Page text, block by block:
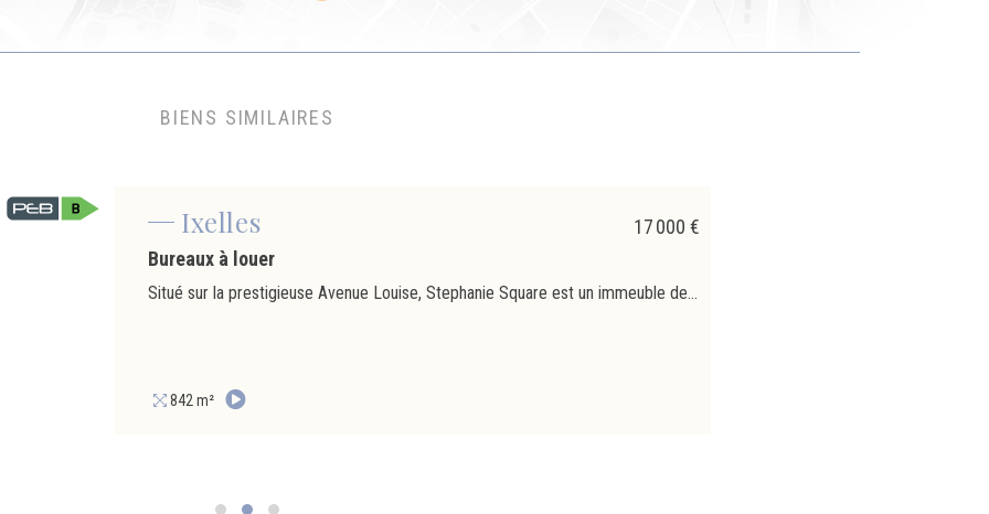
BIENS SIMILAIRES
Ixelles
17 000 €
Bureaux à louer
Situé sur la prestigieuse Avenue Louise, Stephanie Square est un immeuble de bureaux emblématique offrant des surfaces premium à la location dans l’un des quartiers les plus recherchés de Bruxelles. Son architecture élégante et sa situation stratégique à proximité immédiate de la Place Stéphanie assurent une excellente visibilité et un environnement professionnel de premier ordre. Plusieurs surfaces sont actuellement disponibles, avec possibilités de division selon les besoins des occupants. Les plateaux bénéficient d’un excellent niveau de confort avec climatisation, parkings intérieurs, accès sécurisés et équipements techniques performants. L’immeuble dispose d’une certification BREEAM Very Good et d’un PEB B, garantissant une attention particulière portée à la performance énergétique. Proximité immédiate des transports en commun, commerces, restaurants et services. Une adresse idéale pour toute société souhaitant s’implanter au cœur de Bruxelles.
842 m²